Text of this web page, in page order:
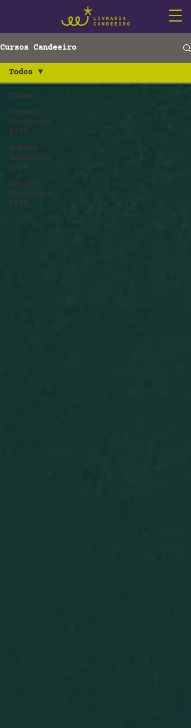
Cursos Candeeiro
Todos
Cursos
Candeeiro
2025
Cursos
Candeeiro
2024
Cursos
Candeeiro
2026
Todos